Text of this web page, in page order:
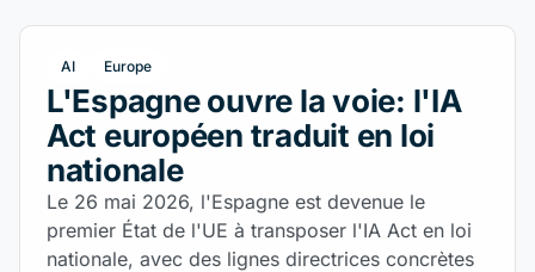
AI Europe
L'Espagne ouvre la voie: l'IA
Act européen traduit en loi
nationale
Le 26 mai 2026, l'Espagne est devenue le
premier État de l'UE à transposer l'IA Act en loi
nationale, avec des lignes directrices concrètes